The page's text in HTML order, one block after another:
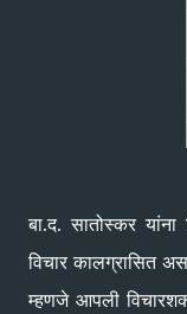
बा.द. सातोस्कर
विचार कालग्रासित
म्हणजे आपली